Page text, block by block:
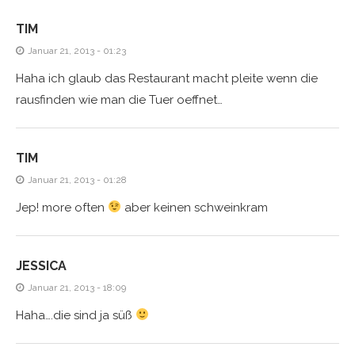
TIM
Januar 21, 2013 - 01:23
Haha ich glaub das Restaurant macht pleite wenn die
rausfinden wie man die Tuer oeffnet…
TIM
Januar 21, 2013 - 01:28
Jep! more often aber keinen schweinkram
JESSICA
Januar 21, 2013 - 18:09
Haha….die sind ja süß